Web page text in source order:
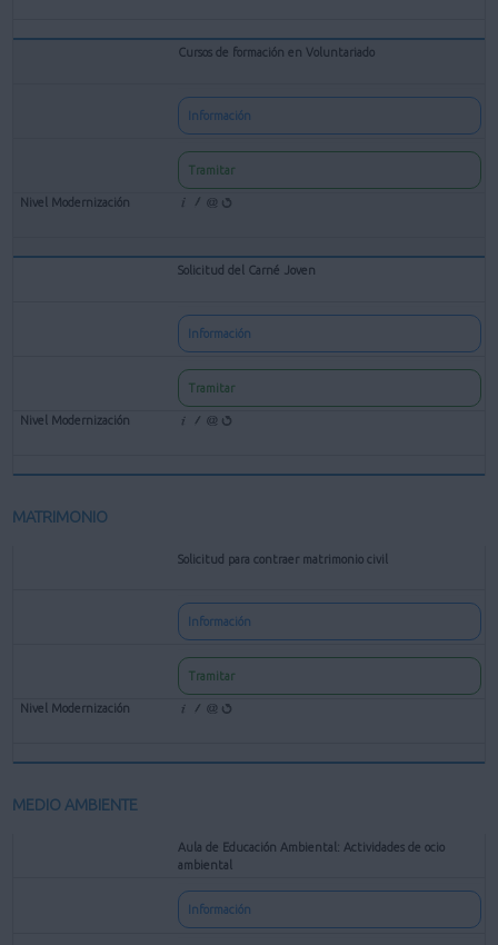
Cursos de formación en Voluntariado
Información
Tramitar
Solicitud del Carné Joven
Información
Tramitar
MATRIMONIO
Solicitud para contraer matrimonio civil
Información
Tramitar
MEDIO AMBIENTE
Aula de Educación Ambiental: Actividades de ocio
ambiental
Información